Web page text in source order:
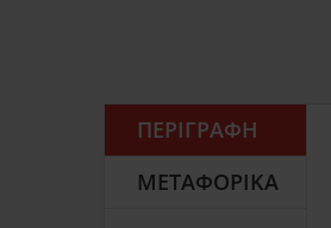
ΠΕΡΙΓΡΑΦΉ
ΜΕΤΑΦΟΡΙΚΆ